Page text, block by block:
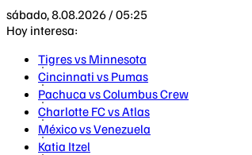
sábado, 8.08.2026 / 05:25
Hoy interesa:
Tigres vs Minnesota
Cincinnati vs Pumas
Pachuca vs Columbus Crew
Charlotte FC vs Atlas
México vs Venezuela
Katia Itzel